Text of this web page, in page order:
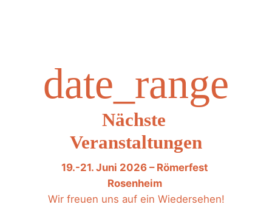
date_range
Nächste
Veranstaltungen
19.-21. Juni 2026 – Römerfest
Rosenheim
Wir freuen uns auf ein Wiedersehen!